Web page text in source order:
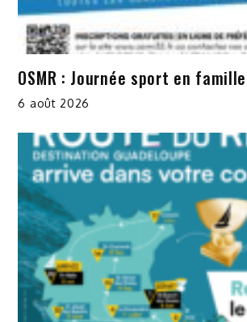
OSMR : Journée sport en famille
6 août 2026